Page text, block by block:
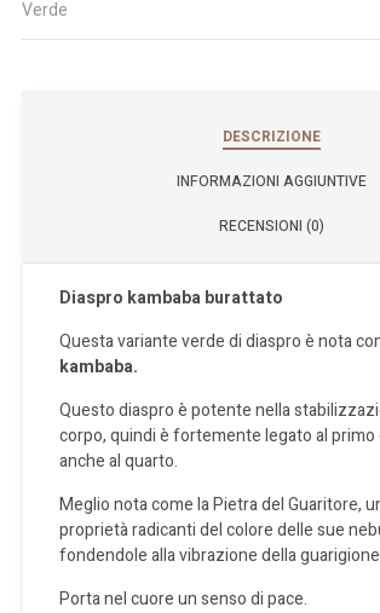
Verde
DESCRIZIONE
INFORMAZIONI AGGIUNTIVE
RECENSIONI (0)
Diaspro kambaba burattato
Questa variante verde di diaspro è nota
kambaba.
Questo diaspro è potente nella
corpo, quindi è fortemente legato al primo
anche al quarto.
Meglio nota come la Pietra del Guaritore,
proprietà radicanti del colore delle sue
fondendole alla vibrazione della
Porta nel cuore un senso di pace.